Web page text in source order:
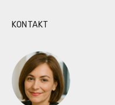
KONTAKT